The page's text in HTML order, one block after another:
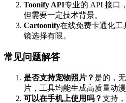
Toonify API专业的 API 接口
但需要一定技术背景。
Cartoonify在线免费卡通化工
镜选择有限。
常见问题解答
是否支持宠物照片？ 是的，
片，工具均能生成高质量动漫
可以在手机上使用吗？支持